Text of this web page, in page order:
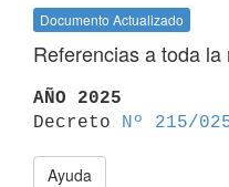
Documento Actualizado
Referencias a toda la
AÑO 2025
Decreto
Nº 215/
Ayuda